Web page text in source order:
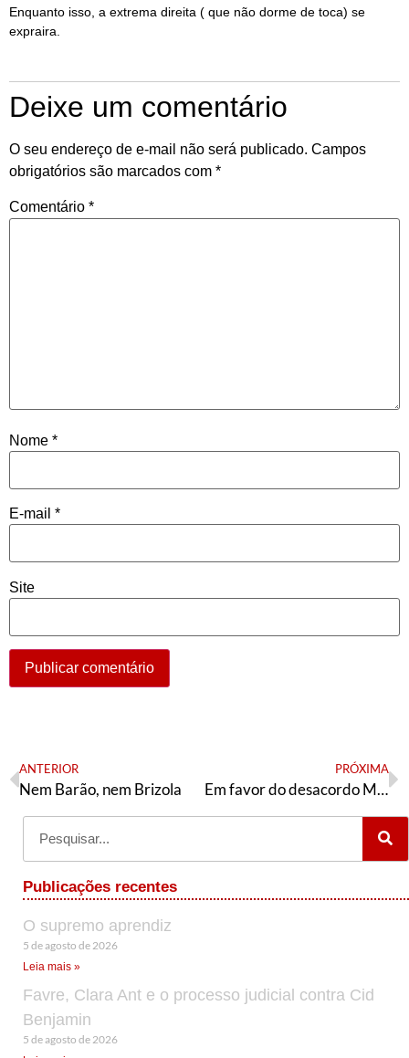
Enquanto isso, a extrema direita ( que não dorme de toca) se
expraira.
Deixe um comentário
O seu endereço de e-mail não será publicado. Campos
obrigatórios são marcados com *
Comentário *
Nome *
E-mail *
Site
ANTERIOR
Nem Barão, nem Brizola
PRÓXIMA
Em favor do desacordo Mercosul-UE
Publicações recentes
O supremo aprendiz
5 de agosto de 2026
Leia mais »
Favre, Clara Ant e o processo judicial contra Cid
Benjamin
5 de agosto de 2026